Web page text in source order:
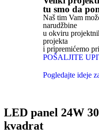
tu smo da
Naš tim Vam
narudžbine
u okviru
projekta
i pripremićemo
POŠALJITE
Pogledajte ideje
LED panel 24W
kvadrat